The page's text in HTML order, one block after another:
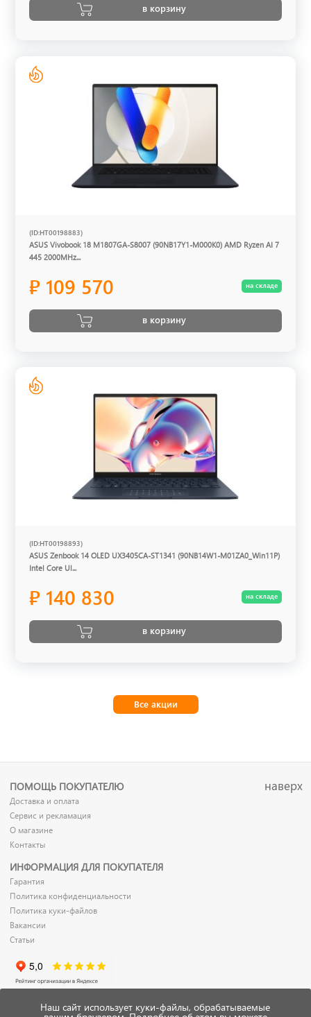
в корзину
(ID:HT00198883)
ASUS Vivobook 18 M1807GA-S8007 (90NB17Y1-M000K0) AMD Ryzen AI 7
445 2000MHz...
₽ 109 570 на складе
в корзину
(ID:HT00198893)
ASUS Zenbook 14 OLED UX3405CA-ST1341 (90NB14W1-M01ZA0_Win11P)
Intel Core Ul...
₽ 140 830 на складе
в корзину
Все акции
наверх
ПОМОЩЬ ПОКУПАТЕЛЮ
Доставка и оплата
Сервис и рекламация
О магазине
Контакты
ИНФОРМАЦИЯ ДЛЯ ПОКУПАТЕЛЯ
Гарантия
Политика конфиденциальности
Политика куки-файлов
Вакансии
Статьи
Наш сайт использует куки-файлы, обрабатываемые